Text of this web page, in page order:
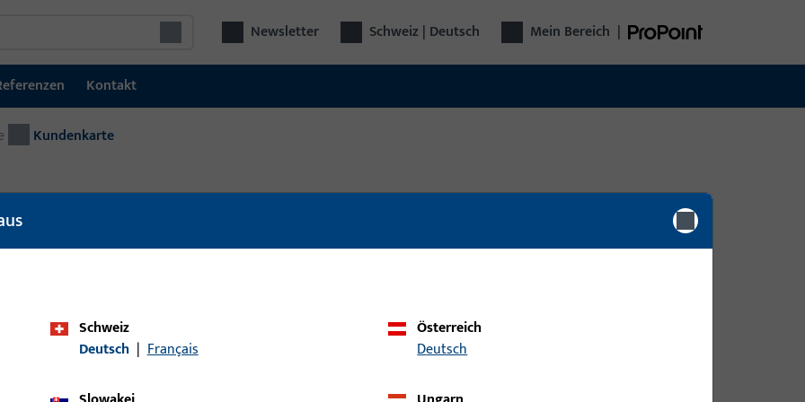
Newsletter Schweiz | Deutsch Mein Bereich |
Kontakt
Kundenkarte
0Artikel gefunden
Schweiz
Deutsch | Français
Österreich
Deutsch